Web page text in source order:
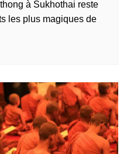
à Sukhothai reste
les plus magiques de